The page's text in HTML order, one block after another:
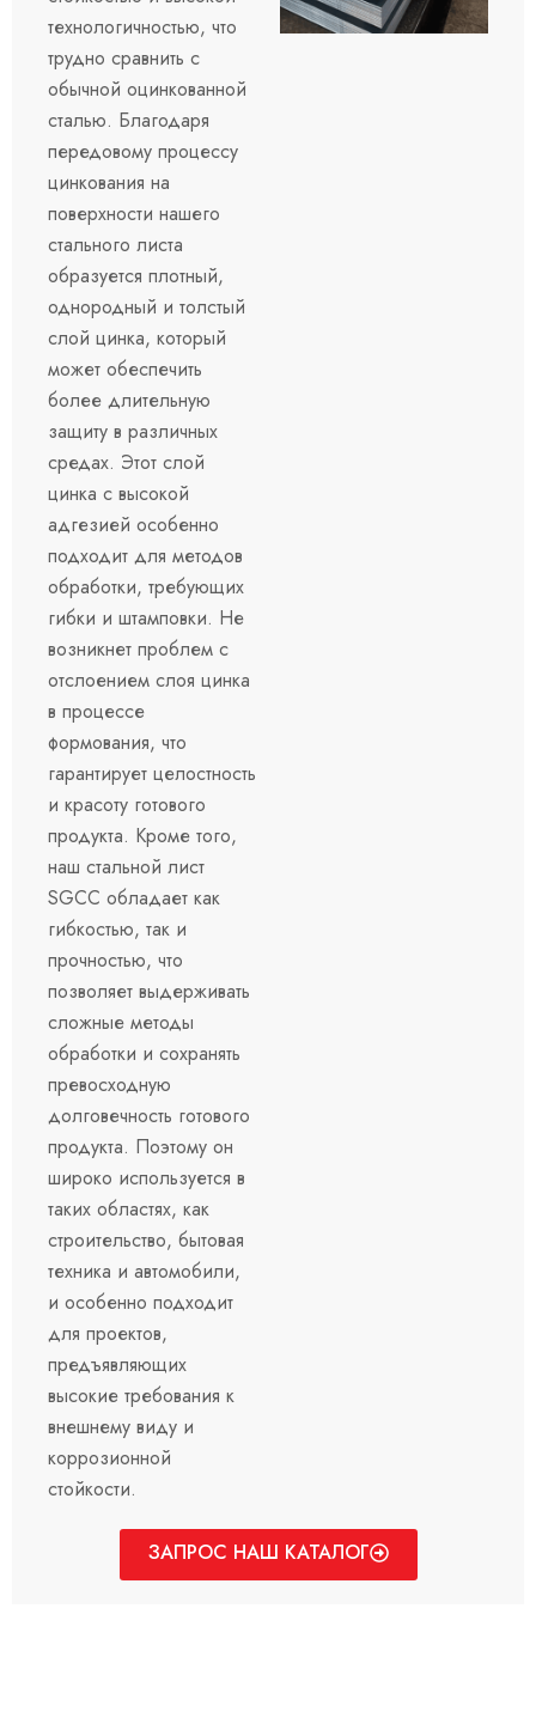
технологичностью, что
трудно сравнить с
обычной оцинкованной
сталью. Благодаря
передовому процессу
цинкования на
поверхности нашего
стального листа
образуется плотный,
однородный и толстый
слой цинка, который
может обеспечить
более длительную
защиту в различных
средах. Этот слой
цинка с высокой
адгезией особенно
подходит для методов
обработки, требующих
гибки и штамповки. Не
возникнет проблем с
отслоением слоя цинка
в процессе
формования, что
гарантирует целостность
и красоту готового
продукта. Кроме того,
наш стальной лист
SGCC обладает как
гибкостью, так и
прочностью, что
позволяет выдерживать
сложные методы
обработки и сохранять
превосходную
долговечность готового
продукта. Поэтому он
широко используется в
таких областях, как
строительство, бытовая
техника и автомобили,
и особенно подходит
для проектов,
предъявляющих
высокие требования к
внешнему виду и
коррозионной
стойкости.
ЗАПРОС НАШ КАТАЛОГ